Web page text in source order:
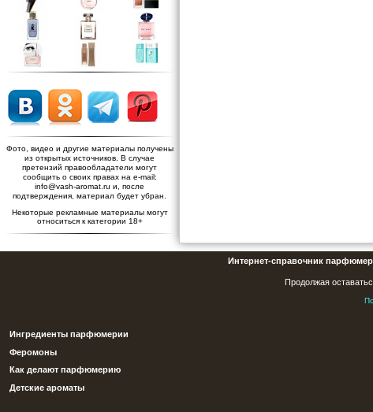
Фото, видео и другие материалы получены
из открытых источников. В случае
претензий правообладатели могут
сообщить о своих правах на e-mail:
info@vash-aromat.ru и, после
подтверждения, материал будет убран.
Некоторые рекламные материалы могут
относиться к категории 18+
Интернет-справочник
Продолжая
Ингредиенты парфюмерии
Феромоны
Как делают парфюмерию
Детские ароматы